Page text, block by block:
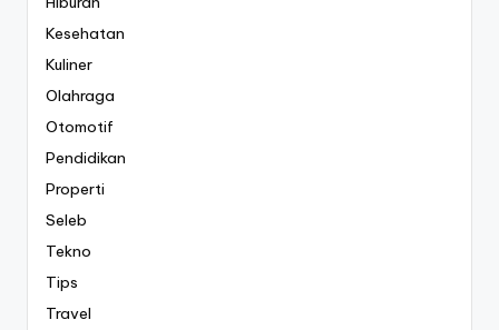
Kesehatan
Kuliner
Olahraga
Otomotif
Pendidikan
Properti
Seleb
Tekno
Tips
Travel